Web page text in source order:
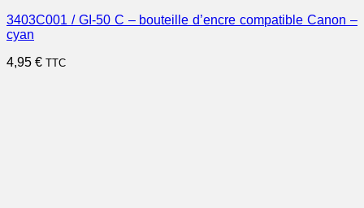
3403C001 / GI-50 C – bouteille d’encre compatible Canon –
cyan
4,95 € TTC